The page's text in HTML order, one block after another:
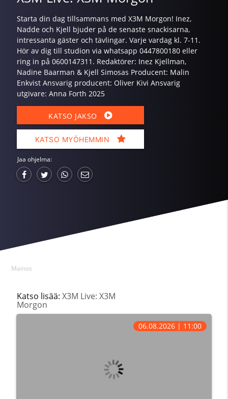
Starta din dag tillsammans med X3M Morgon! Inez,
Nadde och Kjell bjuder på de senaste snackisarna,
intressanta gäster och tävlingar. Varje vardag kl. 7-11.
Hör av dig till studion via whatsapp 0447800180 eller
ring in på 0600147311. Redaktörer: Inez Kjellman,
Nadine Baarman & Kjell Simosas Producent: Malin
Enkvist Ansvarig producent: Oliver Kivi Ansvarig
utgivare: Anna Forth 2025
KATSO JAKSO
KATSO MYÖHEMMIN
Jaa ohjelma:
Mainos
Katso lisää: X3M Live: X3M
Morgon
06.08.2026 | 11:00